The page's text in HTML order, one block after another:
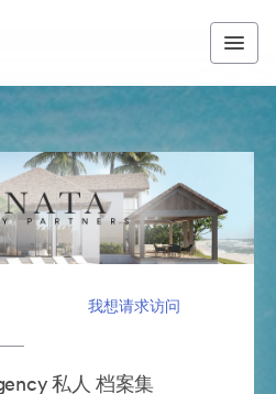
我想请求访问
私人 档案集